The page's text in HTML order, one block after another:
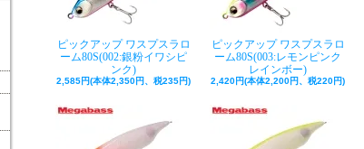
ピックアップ ワスプスラロ
ーム80S(002:銀粉イワシピ
ンク)
2,585円(本体2,350円、税235円)
ピックアップ ワスプスラロ
ーム80S(003:レモンピンク
レインボー)
2,420円(本体2,200円、税220円)